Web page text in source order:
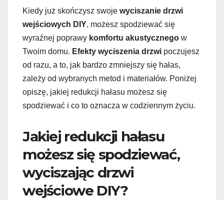
Kiedy już skończysz swoje wyciszanie drzwi
wejściowych DIY, możesz spodziewać się
wyraźnej poprawy komfortu akustycznego w
Twoim domu. Efekty wyciszenia drzwi poczujesz
od razu, a to, jak bardzo zmniejszy się hałas,
zależy od wybranych metod i materiałów. Poniżej
opiszę, jakiej redukcji hałasu możesz się
spodziewać i co to oznacza w codziennym życiu.
Jakiej redukcji hałasu
możesz się spodziewać,
wyciszając drzwi
wejściowe DIY?